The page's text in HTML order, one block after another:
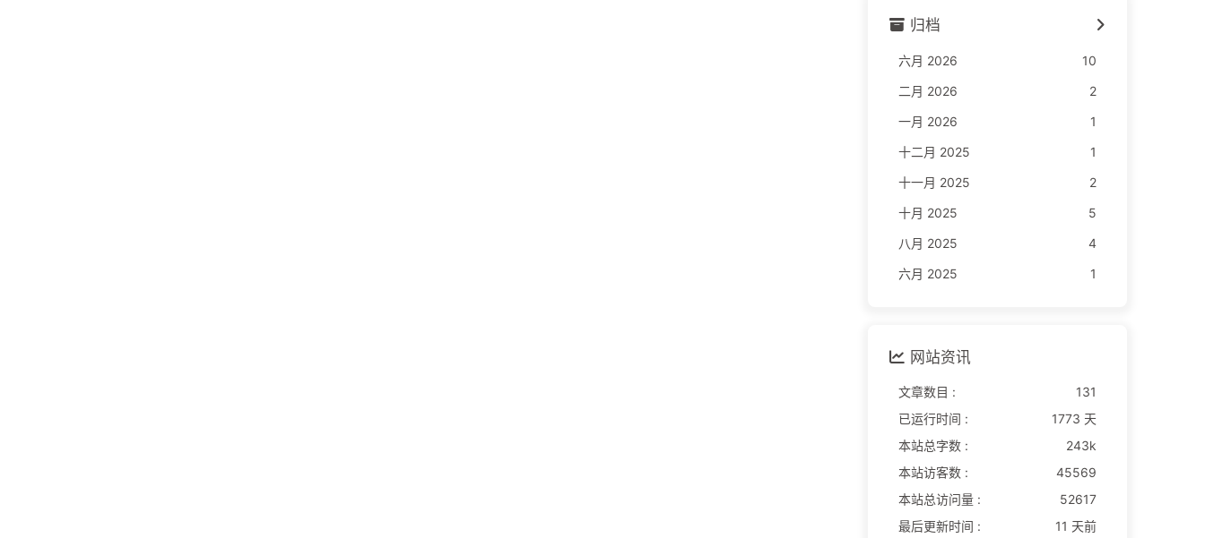
归档
六月 2026
10
二月 2026
2
一月 2026
1
十二月 2025
1
十一月 2025
2
十月 2025
5
八月 2025
4
六月 2025
1
网站资讯
文章数目 :
131
已运行时间 :
1773 天
本站总字数 :
243k
本站访客数 :
45569
本站总访问量 :
52617
最后更新时间 :
11 天前